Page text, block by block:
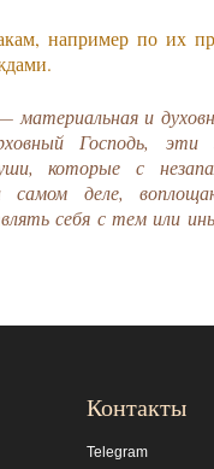
например по их
и
Господь,
которые с
деле,
себя с тем или
Контакты
Telegram